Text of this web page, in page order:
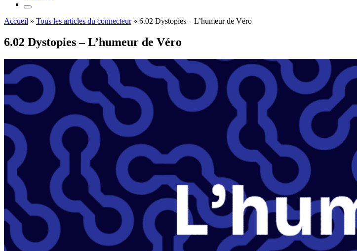
Accueil » Tous les articles du connecteur» 6.02 Dystopies – L’humeur de Véro
6.02 Dystopies – L’humeur de Véro